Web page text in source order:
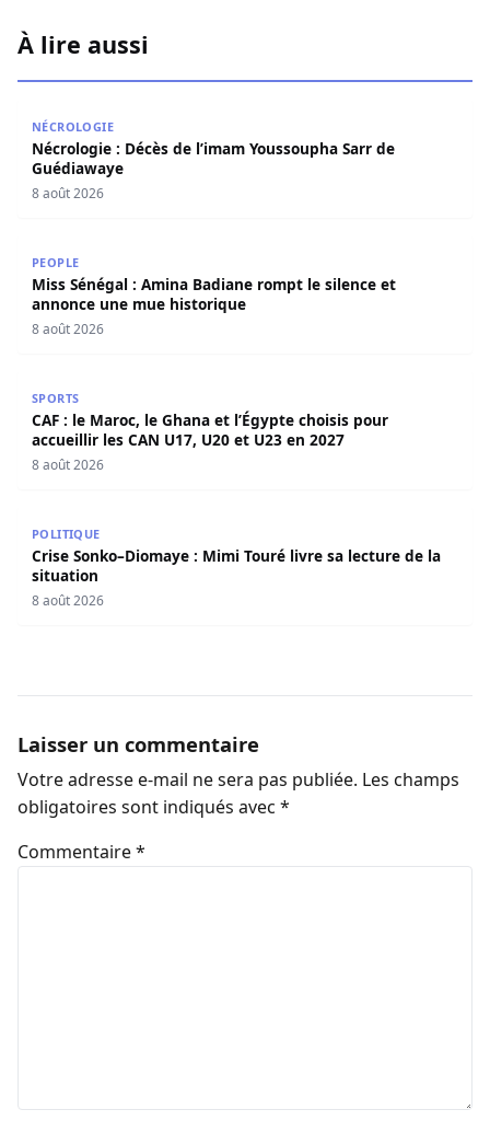
À lire aussi
NÉCROLOGIE
Nécrologie : Décès de l’imam Youssoupha Sarr de
Guédiawaye
8 août 2026
PEOPLE
Miss Sénégal : Amina Badiane rompt le silence et
annonce une mue historique
8 août 2026
SPORTS
CAF : le Maroc, le Ghana et l’Égypte choisis pour
accueillir les CAN U17, U20 et U23 en 2027
8 août 2026
POLITIQUE
Crise Sonko–Diomaye : Mimi Touré livre sa lecture de la
situation
8 août 2026
Laisser un commentaire
Votre adresse e-mail ne sera pas publiée. Les champs
obligatoires sont indiqués avec *
Commentaire*